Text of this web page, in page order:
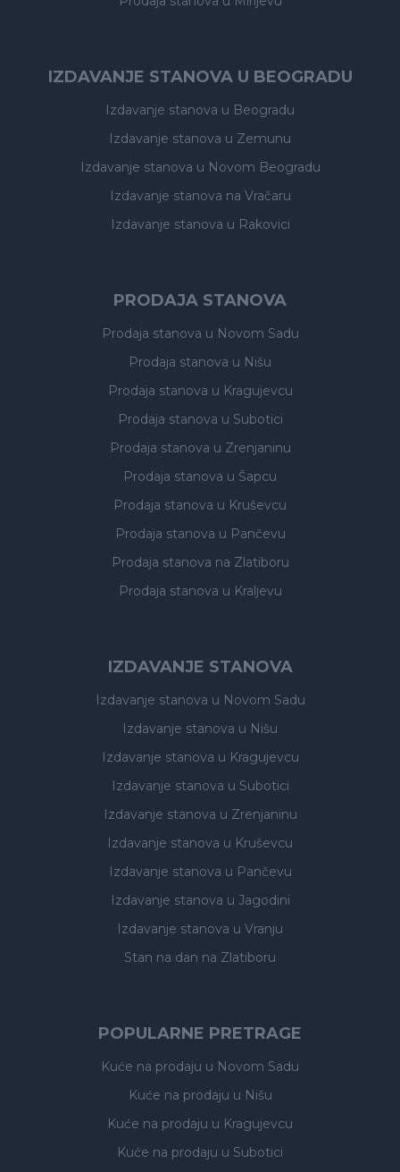
IZDAVANJE STANOVA U BEOGRADU
Izdavanje stanova u Beogradu
Izdavanje stanova u Zemunu
Izdavanje stanova u Novom Beogradu
Izdavanje stanova na Vračaru
Izdavanje stanova u Rakovici
PRODAJA STANOVA
Prodaja stanova u Novom Sadu
Prodaja stanova u Nišu
Prodaja stanova u Kragujevcu
Prodaja stanova u Subotici
Prodaja stanova u Zrenjaninu
Prodaja stanova u Šapcu
Prodaja stanova u Kruševcu
Prodaja stanova u Pančevu
Prodaja stanova na Zlatiboru
Prodaja stanova u Kraljevu
IZDAVANJE STANOVA
Izdavanje stanova u Novom Sadu
Izdavanje stanova u Nišu
Izdavanje stanova u Kragujevcu
Izdavanje stanova u Subotici
Izdavanje stanova u Zrenjaninu
Izdavanje stanova u Kruševcu
Izdavanje stanova u Pančevu
Izdavanje stanova u Jagodini
Izdavanje stanova u Vranju
Stan na dan na Zlatiboru
POPULARNE PRETRAGE
Kuće na prodaju u Novom Sadu
Kuće na prodaju u Nišu
Kuće na prodaju u Kragujevcu
Kuće na prodaju u Subotici